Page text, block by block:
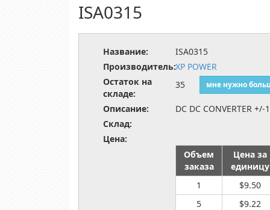
ISA0315
Название:
ISA0315
Производитель:XP POWER
Остаток на
складе:
35 мне нужно
Описание:
DC DC CONVERTER +/-
Склад:
Цена:
Объем
заказа
Цена за
единицу
1
$9.50
5
$9.22